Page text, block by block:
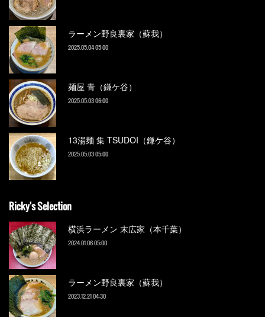
ラーメン野良裏家（蘇我）
2025.05.04 05:00
麺屋 青（鎌ケ谷）
2025.05.03 06:00
13湯麺 集 TSUDOI（鎌ケ谷）
2025.05.03 05:00
Ricky's Selection
横浜ラーメン 末広家（本千葉）
2024.01.06 05:00
ラーメン野良裏家（蘇我）
2023.12.21 04:30